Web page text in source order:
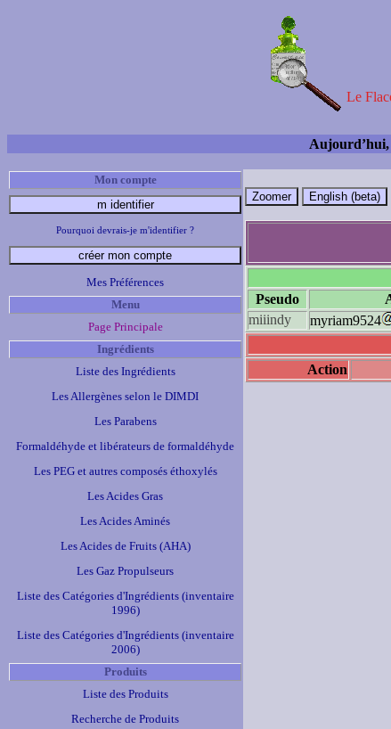
Le
Aujourd’hui,
Mon compte
Pourquoi devrais-je m'identifier ?
Mes Préférences
Menu
Page Principale
Ingrédients
Liste des Ingrédients
Les Allergènes selon le DIMDI
Les Parabens
Formaldéhyde et libérateurs de formaldéhyde
Les PEG et autres composés éthoxylés
Les Acides Gras
Les Acides Aminés
Les Acides de Fruits (AHA)
Les Gaz Propulseurs
Liste des Catégories d'Ingrédients (inventaire
1996)
Liste des Catégories d'Ingrédients (inventaire
2006)
Produits
Liste des Produits
Recherche de Produits
Pseudo
miiindy
myriam9524
Action